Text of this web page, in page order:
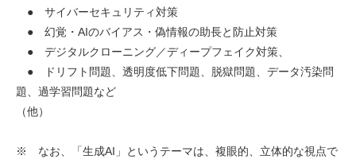
● サイバーセキュリティ対策
● 幻覚・AIのバイアス・偽情報の助長と防止対策
● デジタルクローニング／ディープフェイク対策、
● ドリフト問題、透明度低下問題、脱獄問題、データ汚染問
題、過学習問題など
（他）
※ なお、「生成AI」というテーマは、複眼的、立体的な視点で